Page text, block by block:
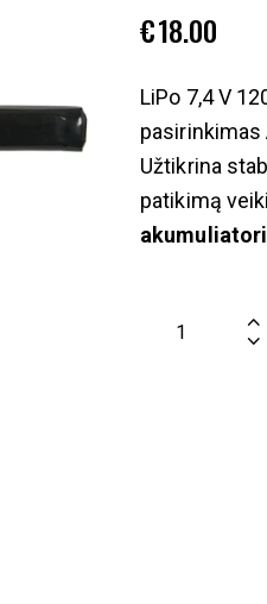
€18.00
LiPo 7,4 V
pasirinkimas
Užtikrina
patikimą